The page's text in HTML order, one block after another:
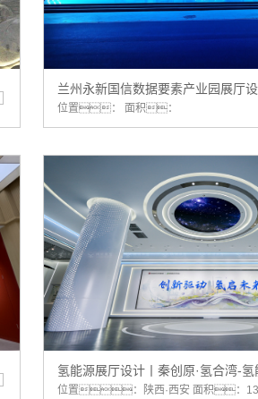
兰州永新国信数据要素产业园展厅
位置： 面积：
氢能源展厅设计丨秦创原·氢合湾-
位置：陕西·西安 面积：